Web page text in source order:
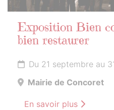
Exposition Bien
bien restaurer
Du 21 septembre au
Mairie de Concoret
En savoir plus